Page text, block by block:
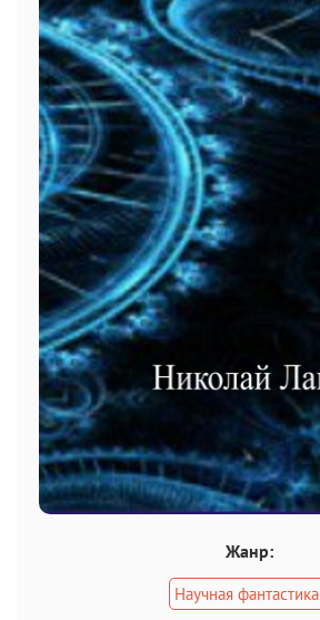
Жанр:
Научная фантастика